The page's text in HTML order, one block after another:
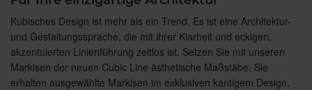
Kubisches Design ist mehr als ein Trend. Es ist eine Architektur-
und Gestaltungssprache, die mit ihrer Klarheit und eckigen,
akzentuierten Linienführung zeitlos ist. Setzen Sie mit unseren
Markisen der neuen Cubic Line ästhetische Maßstäbe. Sie
erhalten ausgewählte Markisen im exklusiven kantigem Design.